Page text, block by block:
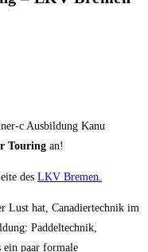
c Ausbildung Kanu
Touring an!
des LKV Bremen.
Lust hat, Canadiertechnik im
Paddeltechnik,
paar formale